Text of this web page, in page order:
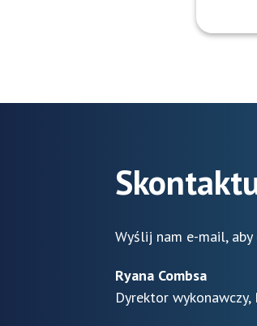
Wyślij nam e-mail,
Ryana Combsa
Dyrektor